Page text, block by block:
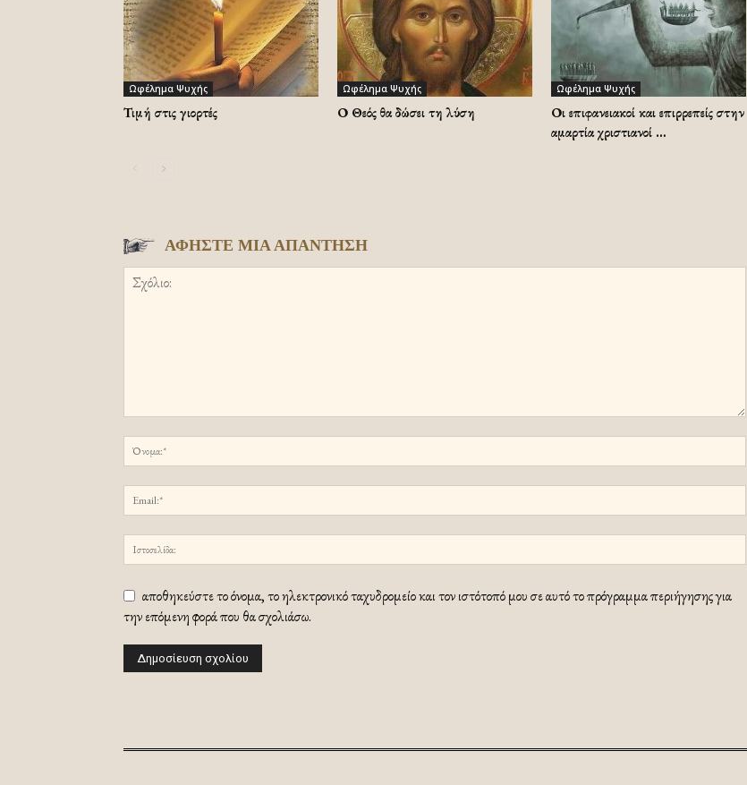
Ωφέλημα Ψυχής
Τιμή στις γιορτές
Ωφέλημα Ψυχής
Ο Θεός θα δώσει τη λύση
Ωφέλημα Ψυχής
Οι επιφανειακοί και επιρρεπείς στην
αμαρτία χριστιανοί …
ΑΦΗΣΤΕ ΜΙΑ ΑΠΑΝΤΗΣΗ
αποθηκεύστε το όνομα, το ηλεκτρονικό ταχυδρομείο και τον ιστότοπό μου σε αυτό το πρόγραμμα περιήγησης για
την επόμενη φορά που θα σχολιάσω.